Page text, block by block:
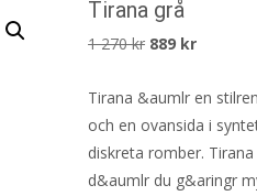
Tirana grå
1 270kr Det
priset
var:
1
270 kr.
889 krDet
priset
är:
889 kr.
Tirana &aumlr en
och en ovansida i
diskreta romber.
d&aumlr du g&aringr